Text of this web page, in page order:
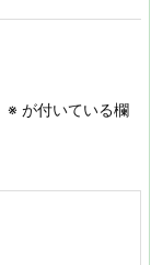
※ が付いている欄